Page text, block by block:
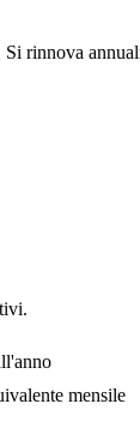
rinnova
mensile